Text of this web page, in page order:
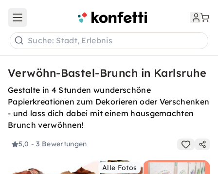
Open main menu
Suche: Stadt, Erlebnis
Verwöhn-Bastel-Brunch in Karlsruhe
Gestalte in 4 Stunden wunderschöne
Papierkreationen zum Dekorieren oder Verschenken
- und lass dich dabei mit einem hausgemachten
Brunch verwöhnen!
5,0 - 3 Bewertungen
Alle Fotos